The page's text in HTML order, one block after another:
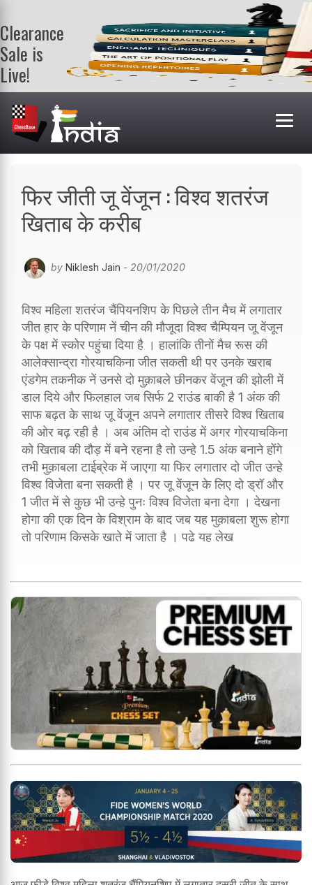
Clearance
Sale is
Live!
Get a FREE
book on
purchasing 2
or more
books. Valid
फिर जीती जू वेंजून : विश्व शतरंज
खिताब के करीब
by Niklesh Jain - 20/01/2020
विश्व महिला शतरंज चैंपियनशिप के पिछले तीन मैच में लगातार
जीत हार के परिणाम नें चीन की मौजूदा विश्व चैम्पियन जू वेंजून
के पक्ष में स्कोर पहुंचा दिया है । हालांकि तीनों मैच रूस की
आलेक्सान्द्रा गोरयाचकिना जीत सकती थी पर उनके खराब
एंडगेम तकनीक नें उनसे दो मुक़ाबले छीनकर वेंजून की झोली में
डाल दिये और फिलहाल जब सिर्फ 2 राउंड बाकी है 1 अंक की
साफ बढ़त के साथ जू वेंजून अपने लगातार तीसरे विश्व खिताब
की ओर बढ़ रही है । अब अंतिम दो राउंड में अगर गोरयाचकिना
को खिताब की दौड़ में बने रहना है तो उन्हे 1.5 अंक बनाने होंगे
तभी मुक़ाबला टाईब्रेक में जाएगा या फिर लगातार दो जीत उन्हे
विश्व विजेता बना सकती है । पर जू वेंजून के लिए दो ड्रॉ और
1 जीत में से कुछ भी उन्हे पुनः विश्व विजेता बना देगा । देखना
होगा की एक दिन के विश्राम के बाद जब यह मुक़ाबला शुरू होगा
तो परिणाम किसके खाते में जाता है । पढे यह लेख